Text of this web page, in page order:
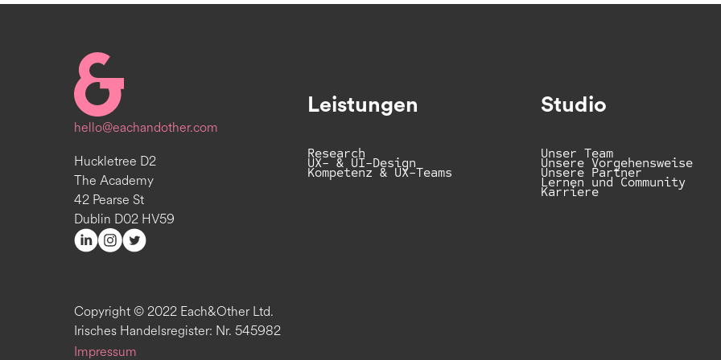
Homepage
hello@eachandother.com
Huckletree D2
The Academy
42 Pearse St
Dublin D02 HV59
Leistungen
Research
UX- & UI-Design
Kompetenz & UX-Teams
Studio
Unser Team
Unsere Vorgehensweise
Unsere Partner
Lernen und Community
Karriere
Copyright © 2022 Each&Other Ltd.
Irisches Handelsregister: Nr. 545982
Impressum